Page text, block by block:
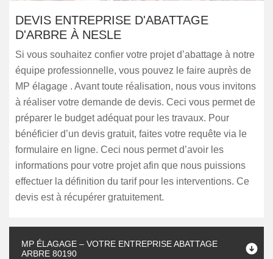
DEVIS ENTREPRISE D'ABATTAGE
D'ARBRE À NESLE
Si vous souhaitez confier votre projet d’abattage à notre
équipe professionnelle, vous pouvez le faire auprès de
MP élagage . Avant toute réalisation, nous vous invitons
à réaliser votre demande de devis. Ceci vous permet de
préparer le budget adéquat pour les travaux. Pour
bénéficier d’un devis gratuit, faites votre requête via le
formulaire en ligne. Ceci nous permet d’avoir les
informations pour votre projet afin que nous puissions
effectuer la définition du tarif pour les interventions. Ce
devis est à récupérer gratuitement.
MP ÉLAGAGE – VOTRE ENTREPRISE ABATTAGE
ARBRE 80190